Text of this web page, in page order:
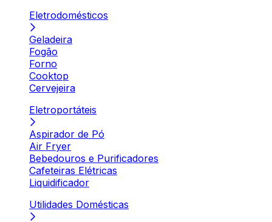
Eletrodomésticos
Geladeira
Fogão
Forno
Cooktop
Cervejeira
Eletroportáteis
Aspirador de Pó
Air Fryer
Bebedouros e Purificadores
Cafeteiras Elétricas
Liquidificador
Utilidades Domésticas